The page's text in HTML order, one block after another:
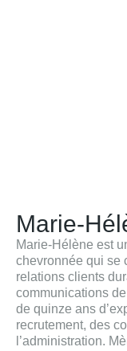
Marie-
Marie-Hélène est
chevronnée qui se
relations clients
communications
de quinze ans
recrutement, des
l’administration.